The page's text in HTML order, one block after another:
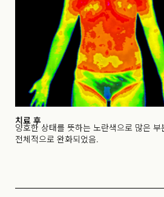
치료 후
양호한 상태를 뜻하는 노란색으로 많은
전체적으로 완화되었음.